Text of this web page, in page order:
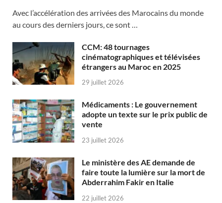
Avec l’accélération des arrivées des Marocains du monde
au cours des derniers jours, ce sont …
CCM: 48 tournages
cinématographiques et télévisées
étrangers au Maroc en 2025
29 juillet 2026
Médicaments : Le gouvernement
adopte un texte sur le prix public de
vente
23 juillet 2026
Le ministère des AE demande de
faire toute la lumière sur la mort de
Abderrahim Fakir en Italie
22 juillet 2026